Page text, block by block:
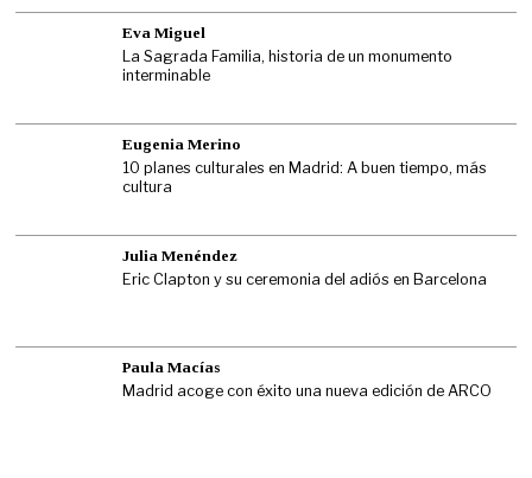
Eva Miguel
La Sagrada Familia, historia de un monumento
interminable
Eugenia Merino
10 planes culturales en Madrid: A buen tiempo, más
cultura
Julia Menéndez
Eric Clapton y su ceremonia del adiós en Barcelona
Paula Macías
Madrid acoge con éxito una nueva edición de ARCO